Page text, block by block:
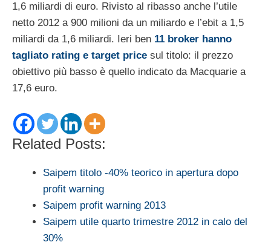
1,6 miliardi di euro. Rivisto al ribasso anche l’utile
netto 2012 a 900 milioni da un miliardo e l’ebit a 1,5
miliardi da 1,6 miliardi. Ieri ben 11 broker hanno
tagliato rating e target price sul titolo: il prezzo
obiettivo più basso è quello indicato da Macquarie a
17,6 euro.
Related Posts:
Saipem titolo -40% teorico in apertura dopo
profit warning
Saipem profit warning 2013
Saipem utile quarto trimestre 2012 in calo del
30%